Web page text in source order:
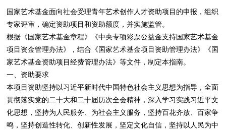
国家艺术基金面向社会受理青年艺术创作人才资助项目的申报，组织
专家评审，确定资助项目和资助额度，并实施监管。
根据《国家艺术基金章程》《中央专项彩票公益金支持国家艺术基金
项目资金管理办法》，结合《国家艺术基金项目资助管理办法》《国
家艺术基金资助项目经费管理办法》等文件，制定本指南。
一、资助要求
本项目资助坚持以习近平新时代中国特色社会主义思想为指导，全面
贯彻落实党的二十大和二十届历次全会精神，深入学习实践习近平文
化思想，坚持为人民服务、为社会主义服务，坚持百花齐放、百家争
鸣，坚持创造性转化、创新性发展，坚定文化自信，坚持以人民为中